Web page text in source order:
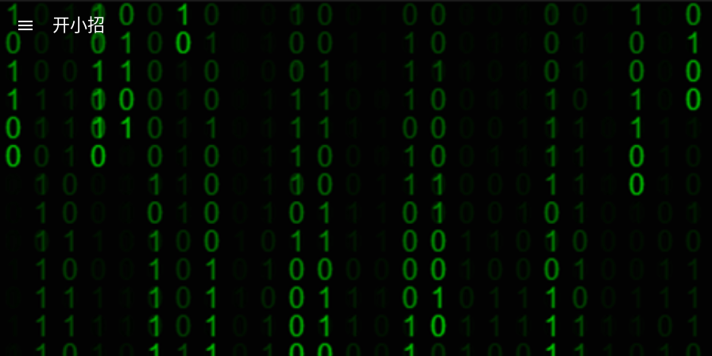
menu 开小招
近期文章
08月06日，农历六月廿四，星期四!
08月05日，农历六月廿三，星期三!
08月04日，农历六月廿二，星期二!
08月03日，农历六月廿一，星期一!
08月02日，农历六月二十，星期日!